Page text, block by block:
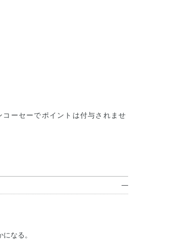
ーセーでポイントは付与されませ
なる。